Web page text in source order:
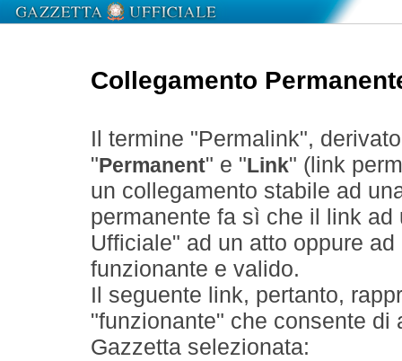
Collegamento
Il termine "Permalink",
" Permanent" e " Link" (link
un collegamento stabile ad
permanente fa sì che il link
Ufficiale" ad un atto oppure
funzionante e valido.
Il seguente link, pertanto,
"funzionante" che consente
Gazzetta selezionata: